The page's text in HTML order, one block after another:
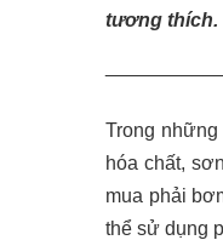
tương thích.
Trong những
hóa chất,
mua phải
thể sử dụng